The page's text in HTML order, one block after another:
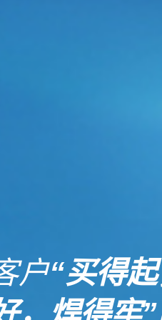
户“买得